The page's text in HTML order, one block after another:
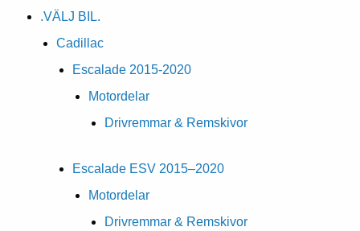
.VÄLJ BIL.
Cadillac
Escalade 2015-2020
Motordelar
Drivremmar & Remskivor
Escalade ESV 2015–2020
Motordelar
Drivremmar & Remskivor